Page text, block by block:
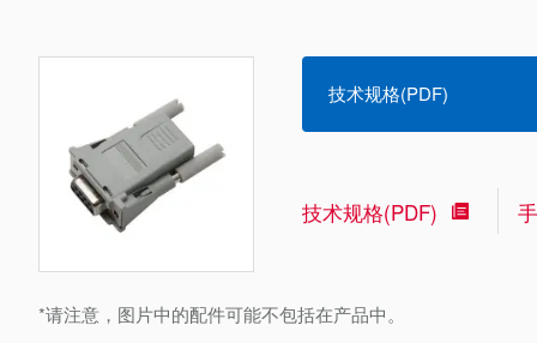
*请注意，图片中的配件可能不包括在产品中。
技术规格(PDF)
技术规格(PDF)